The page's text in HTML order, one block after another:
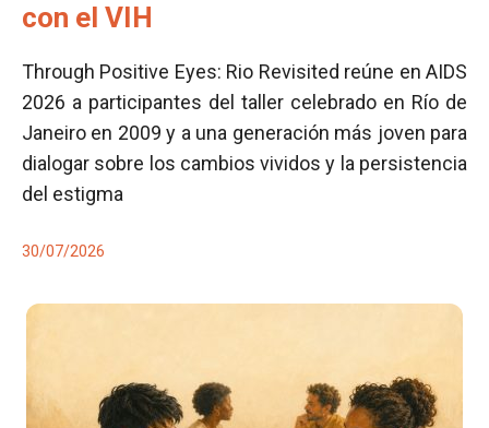
con el VIH
Through Positive Eyes: Rio Revisited reúne en AIDS
2026 a participantes del taller celebrado en Río de
Janeiro en 2009 y a una generación más joven para
dialogar sobre los cambios vividos y la persistencia
del estigma
30/07/2026